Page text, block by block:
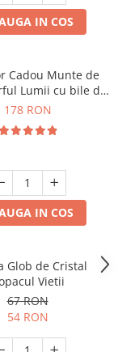
IN COS
Cadou Munte de
Lumii cu bile de
curatare
178 RON
IN COS
Glob de Cristal
Vietii
67 RON
54 RON